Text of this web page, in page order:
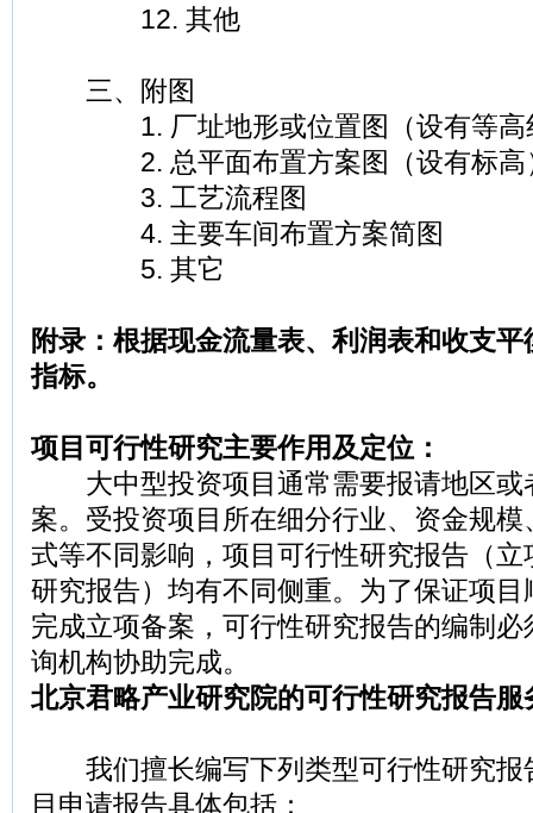
12. 其他
三、附图
1. 厂址地形或位置图（设有等高
2. 总平面布置方案图（设有标高
3. 工艺流程图
4. 主要车间布置方案简图
5. 其它
附录：根据现金流量表、利润表和收支
指标。
项目可行性研究主要作用及定位：
大中型投资项目通常需要报请地区或
案。受投资项目所在细分行业、资金规
式等不同影响，项目可行性研究报告（
研究报告）均有不同侧重。为了保证项
完成立项备案，可行性研究报告的编制
询机构协助完成。
北京君略产业研究院的可行性研究报告服
我们擅长编写下列类型可行性研究报
目申请报告具体包括：